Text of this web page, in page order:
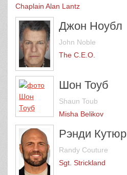
Chaplain Alan Lantz
Джон Ноубл
John Noble
The C.E.O.
Шон Тоуб
Shaun Toub
Misha Belikov
Рэнди Кутюр
Randy Couture
Sgt. Strickland